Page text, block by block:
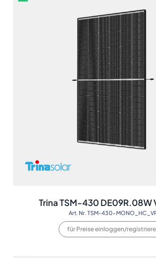
Trina TSM-430 DE09R.08W
Art. Nr. TSM-430-
für Preise einloggen/